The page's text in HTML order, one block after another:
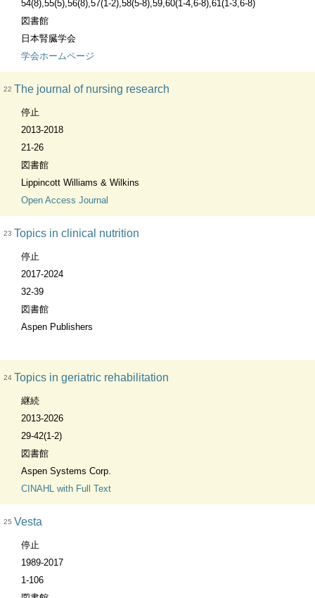
54(8),55(5),56(8),57(1-2),58(5-8),59,60(1-4,6-8),61(1-3,6-8)
図書館
日本腎臓学会
学会ホームページ
22 The journal of nursing research
停止
2013-2018
21-26
図書館
Lippincott Williams & Wilkins
Open Access Journal
23 Topics in clinical nutrition
停止
2017-2024
32-39
図書館
Aspen Publishers
24 Topics in geriatric rehabilitation
継続
2013-2026
29-42(1-2)
図書館
Aspen Systems Corp.
CINAHL with Full Text
25 Vesta
停止
1989-2017
1-106